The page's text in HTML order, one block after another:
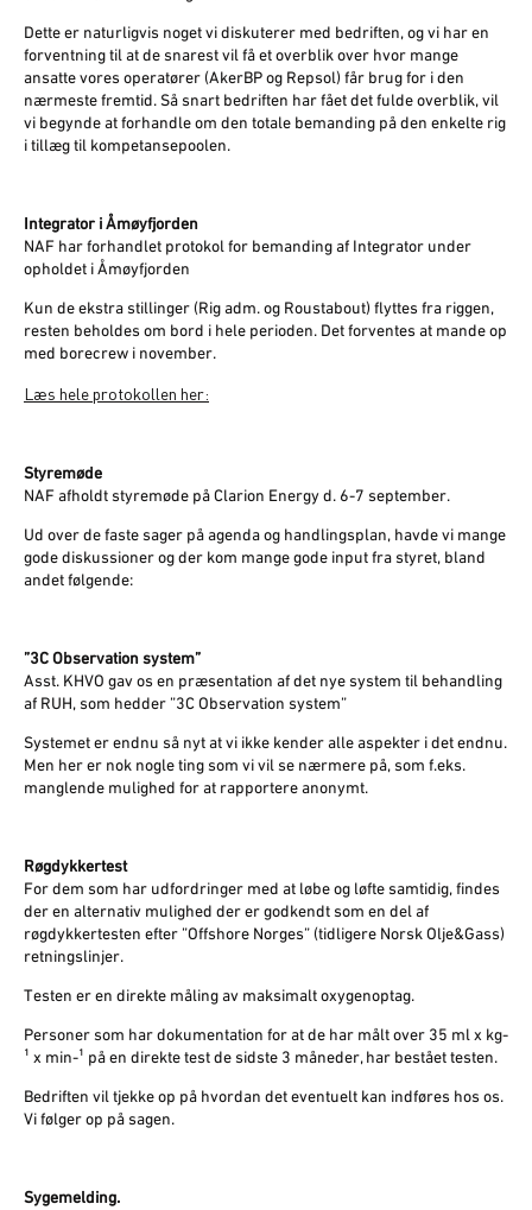
Dette er naturligvis noget vi diskuterer med bedriften, og vi har en
forventning til at de snarest vil få et overblik over hvor mange
ansatte vores operatører (AkerBP og Repsol) får brug for i den
nærmeste fremtid. Så snart bedriften har fået det fulde overblik, vil
vi begynde at forhandle om den totale bemanding på den enkelte rig
i tillæg til kompetansepoolen.
Integrator i Åmøyfjorden
NAF har forhandlet protokol for bemanding af Integrator under
opholdet i Åmøyfjorden
Kun de ekstra stillinger (Rig adm. og Roustabout) flyttes fra riggen,
resten beholdes om bord i hele perioden. Det forventes at mande op
med borecrew i november.
Læs hele protokollen her:
Styremøde
NAF afholdt styremøde på Clarion Energy d. 6-7 september.
Ud over de faste sager på agenda og handlingsplan, havde vi mange
gode diskussioner og der kom mange gode input fra styret, bland
andet følgende:
”3C Observation system”
Asst. KHVO gav os en præsentation af det nye system til behandling
af RUH, som hedder ”3C Observation system”
Systemet er endnu så nyt at vi ikke kender alle aspekter i det endnu.
Men her er nok nogle ting som vi vil se nærmere på, som f.eks.
manglende mulighed for at rapportere anonymt.
Røgdykkertest
For dem som har udfordringer med at løbe og løfte samtidig, findes
der en alternativ mulighed der er godkendt som en del af
røgdykkertesten efter ”Offshore Norges” (tidligere Norsk Olje&Gass)
retningslinjer.
Testen er en direkte måling av maksimalt oxygenoptag.
Personer som har dokumentation for at de har målt over 35 ml x kg-
¹ x min-¹ på en direkte test de sidste 3 måneder, har bestået testen.
Bedriften vil tjekke op på hvordan det eventuelt kan indføres hos os.
Vi følger op på sagen.
Sygemelding.